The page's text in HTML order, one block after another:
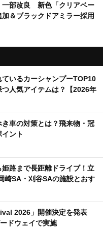
一部改良 新色「クリアベー
＆ブラックドアミラー採用
ているカーシャンプーTOP10
つ人気アイテムは？【2026年
車の対策とは？飛来物・冠
ント
姫路まで長距離ドライブ！立
崎SA・刈谷SAの施設とおす
2026」開催決定を発表
ドウェイで実施